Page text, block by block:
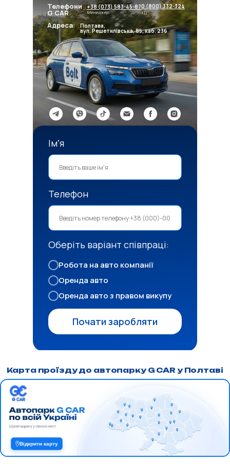
0 (800) 332-324
+38 (073) 583-45-87
КЦ
Менеджер
Телефони
G CAR:
Полтава,
вул. Решетилівська, 85, каб. 236
Адреса:
Імʼя
Телефон
Оберіть варіант співпраці:
Робота на авто компанії
Оренда авто
Оренда авто з правом викупу
Почати заробляти
Карта проїзду до автопарку G CAR у Полтаві
Відкрити карту